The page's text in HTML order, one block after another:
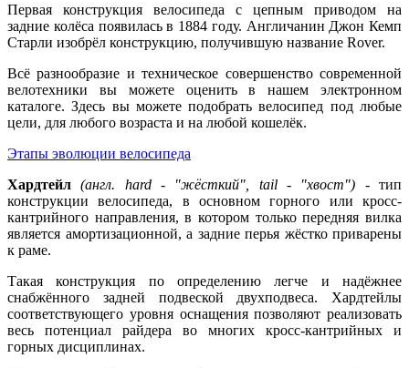
Первая конструкция велосипеда с цепным приводом на
задние колёса появилась в 1884 году. Англичанин Джон Кемп
Старли изобрёл конструкцию, получившую название Rover.
Всё разнообразие и техническое совершенство современной
велотехники вы можете оценить в нашем электронном
каталоге. Здесь вы можете подобрать велосипед под любые
цели, для любого возраста и на любой кошелёк.
Этапы эволюции велосипеда
Хардтейл
(англ. hard - "жёсткий", tail - "хвост") - тип
конструкции велосипеда, в основном горного или кросс-
кантрийного направления, в котором только передняя вилка
является амортизационной, а задние перья жёстко приварены
к раме.
Такая конструкция по определению легче и надёжнее
снабжённого задней подвеской двухподвеса. Хардтейлы
соответствующего уровня оснащения позволяют реализовать
весь потенциал райдера во многих кросс-кантрийных и
горных дисциплинах.